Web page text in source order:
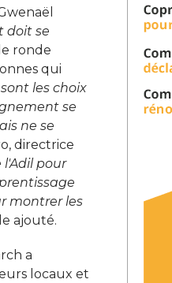
doit se
ronde
qui
les choix
se
ne se
directrice
l'Adil pour
montrer les
ajouté.
a
locaux et